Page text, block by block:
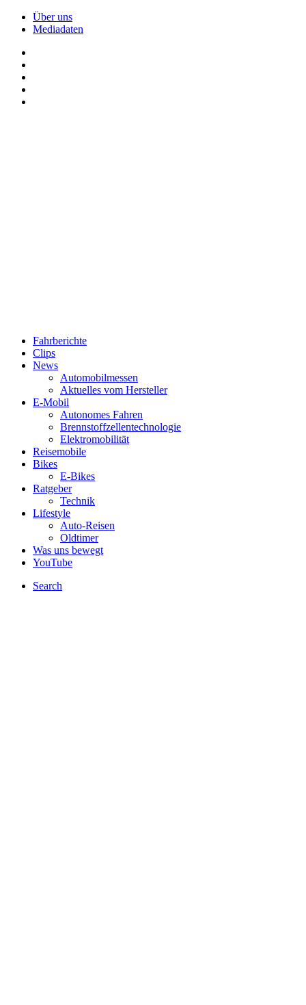
Über uns
Mediadaten
Fahrberichte
Clips
News
Automobilmessen
Aktuelles vom Hersteller
E-Mobil
Autonomes Fahren
Brennstoffzellentechnologie
Elektromobilität
Reisemobile
Bikes
E-Bikes
Ratgeber
Technik
Lifestyle
Auto-Reisen
Oldtimer
Was uns bewegt
YouTube
Search